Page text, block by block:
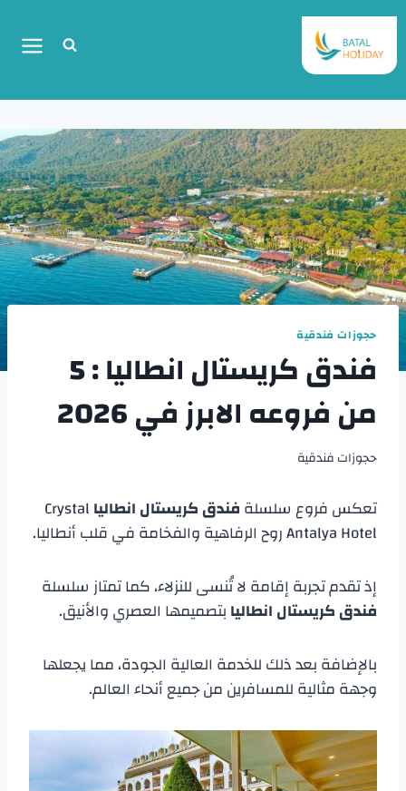
حجوزات فندقية
فندق كريستال انطاليا : 5
من فروعه الابرز في 2026
حجوزات فندقية
تعكس فروع سلسلةفندق كريستال انطالياCrystal
Antalya Hotel روح الرفاهية والفخامة في قلب أنطاليا.
إذ تقدم تجربة إقامة لا تُنسى للنزلاء، كما تمتاز سلسلة
فندق كريستال انطاليابتصميمها العصري والأنيق.
بالإضافة بعد ذلك للخدمة العالية الجودة، مما يجعلها
وجهة مثالية للمسافرين من جميع أنحاء العالم.